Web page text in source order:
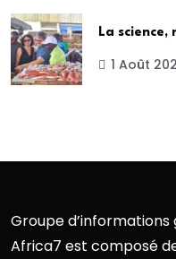
La
1 Août
Groupe
Africa7 est composé